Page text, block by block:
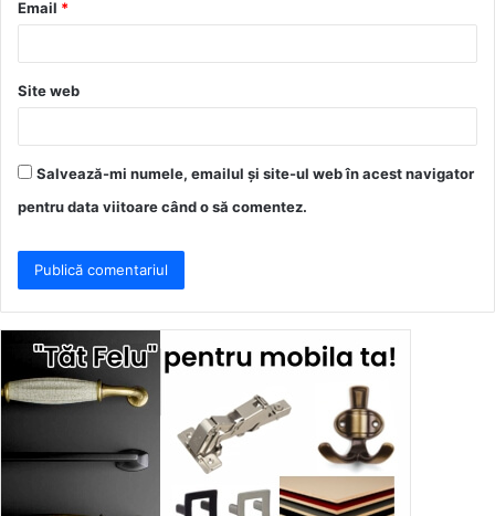
*
Email *
Site web
Salvează-mi numele, emailul și site-ul web în acest navigator
pentru data viitoare când o să comentez.